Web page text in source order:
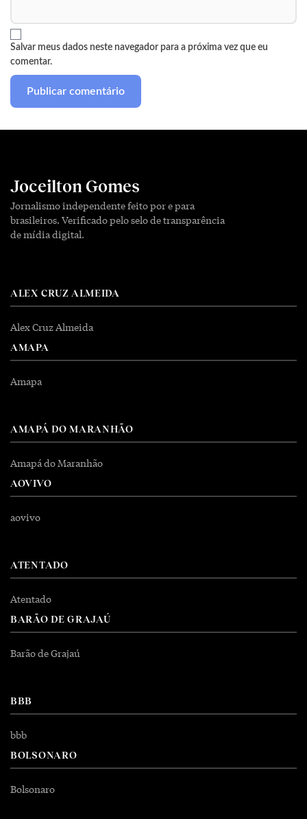
Salvar meus dados neste navegador para a próxima vez que eu
comentar.
Joceilton Gomes
Jornalismo independente feito por e para
brasileiros. Verificado pelo selo de transparência
de mídia digital.
ALEX CRUZ ALMEIDA
Alex Cruz Almeida
AMAPA
Amapa
AMAPÁ DO MARANHÃO
Amapá do Maranhão
AOVIVO
aovivo
ATENTADO
Atentado
BARÃO DE GRAJAÚ
Barão de Grajaú
BBB
bbb
BOLSONARO
Bolsonaro